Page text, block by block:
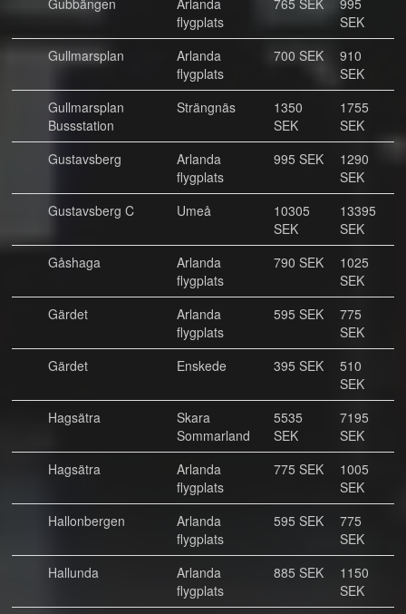
Gubbängen
Arlanda
flygplats
765 SEK
995
SEK
Gullmarsplan
Arlanda
flygplats
700 SEK
910
SEK
Gullmarsplan
Bussstation
Strängnäs
1350
SEK
1755
SEK
Gustavsberg
Arlanda
flygplats
995 SEK
1290
SEK
Gustavsberg C
Umeå
10305
SEK
13395
SEK
Gåshaga
Arlanda
flygplats
790 SEK
1025
SEK
Gärdet
Arlanda
flygplats
595 SEK
775
SEK
Gärdet
Enskede 395 SEK
510
SEK
Hagsätra
Skara
Sommarland
5535
SEK
7195
SEK
Hagsätra
Arlanda
flygplats
775 SEK
1005
SEK
Hallonbergen
Arlanda
flygplats
595 SEK
775
SEK
Hallunda
Arlanda
flygplats
885 SEK
1150
SEK